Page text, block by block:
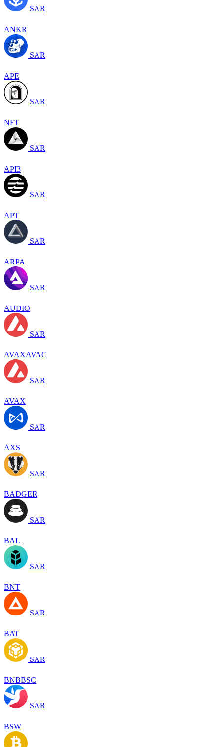
SAR
ANKR
SAR
APE
SAR
NFT
SAR
API3
SAR
APT
SAR
ARPA
SAR
AUDIO
SAR
AVAXAVAC
SAR
AVAX
SAR
AXS
SAR
BADGER
SAR
BAL
SAR
BNT
SAR
BAT
SAR
BNBBSC
SAR
BSW